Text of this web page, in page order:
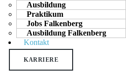
Ausbildung
Praktikum
Jobs Falkenberg
Ausbildung Falkenberg
Kontakt
KARRIERE